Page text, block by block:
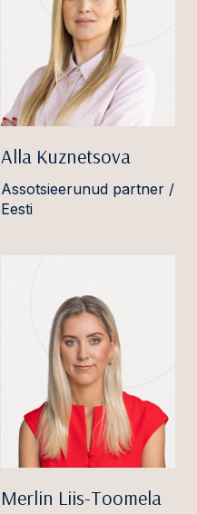
Alla Kuznetsova
Assotsieerunud partner /
Eesti
Merlin Liis-Toomela